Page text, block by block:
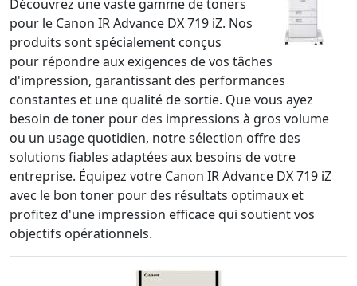
Découvrez une vaste gamme de toners
pour le Canon IR Advance DX 719 iZ. Nos
produits sont spécialement conçus
pour répondre aux exigences de vos tâches
d'impression, garantissant des performances
constantes et une qualité de sortie. Que vous ayez
besoin de toner pour des impressions à gros volume
ou un usage quotidien, notre sélection offre des
solutions fiables adaptées aux besoins de votre
entreprise. Équipez votre Canon IR Advance DX 719 iZ
avec le bon toner pour des résultats optimaux et
profitez d'une impression efficace qui soutient vos
objectifs opérationnels.